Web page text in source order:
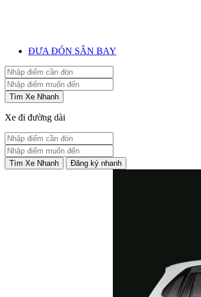
ĐƯA ĐÓN SÂN BAY
Tìm Xe Nhanh
Xe đi đường dài
Tìm Xe Nhanh Đăng ký nhanh